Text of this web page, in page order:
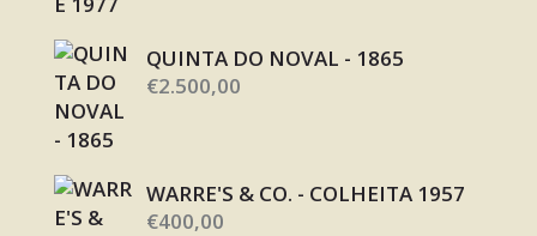
QUINTA DO NOVAL - 1865
€2.500,00
WARRE'S & CO. - COLHEITA 1957
€400,00